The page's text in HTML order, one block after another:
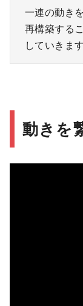
一連の動き
再構築する
していきます
動きを